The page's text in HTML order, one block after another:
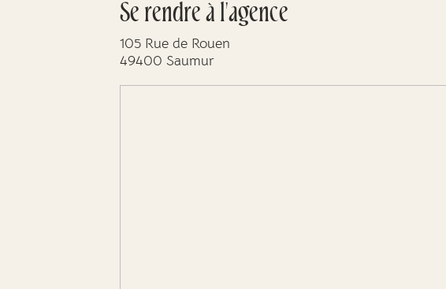
Se rendre à l'agence
105 Rue de Rouen
49400 Saumur